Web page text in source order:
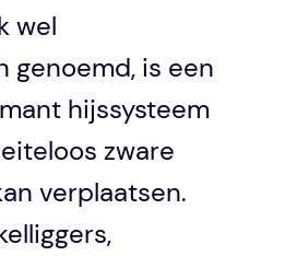
wel
genoemd, is een
hijssysteem
zware
verplaatsen.